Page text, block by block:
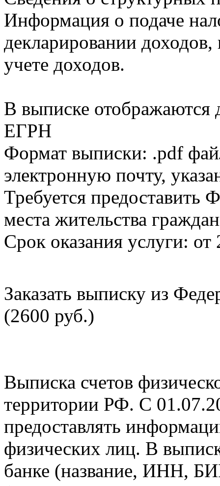
Информация о подаче
декларировании доходов,
учете доходов.
В выписке
ЕГРН
Формат выписки: .pdf
электронную почту,
Требуется
места жительства
Срок оказания услуги: от
Заказать выписку из
(2600 руб.)
Выписка счетов
территории РФ. С
предоставлять
физических лиц. В
банке (название, ИНН,